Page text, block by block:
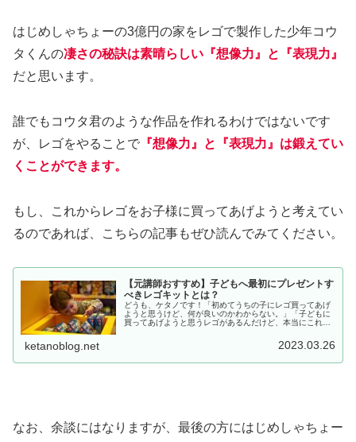
はじめしゃちょーの3億円の家をレゴで製作した少年コウ
タくんの凄さの秘訣は素晴らしい 『想像力』と『表現力』
だと思います。
誰でもコウタ君のような作品を作れるわけではないです
が、レゴをやることで 『想像力』と『表現力』は鍛えてい
くことができます。
もし、これからレゴをお子様に買ってあげようと考えてい
るのであれば、こちらの記事もぜひ読んでみてください。
【元講師おすすめ】子どもへ最初にプレゼントす
べきレゴキットとは？
どうも、ケタノです！「初めてうちの子にレゴ買ってあげ
ようと思うけど、何が良いのかわからない。」「子どもに
買ってあげようと思うレゴがあるんだけど、本当にこれで
ketanoblog.net 2023.03.26
なお、余談にはなりますが、最後の方にはじめしゃちょー